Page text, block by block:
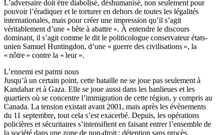
L’adversaire doit être diabolisé, déshumanisé, non seulement pour
pouvoir l’éradiquer et le torturer en dehors de toutes les légalités
internationales, mais pour créer une impression qu’il s’agit
véritablement d’une « bête à abattre ». À entendre le discours
dominant, il s’agit comme le dit le politicologue conservateur états-
unien Samuel Huntingdon, d’une « guerre des civilisations », la
« nôtre » contre la « leur ».
L’ennemi est parmi nous
Jusqu’à un certain point, cette bataille ne se joue pas seulement à
Kandahar et à Gaza. Elle se joue aussi dans les banlieues et les
quartiers où se concentre l’immigration de cette région, y compris au
Canada. La tension existait avant 2001, mais après les évènements
du 11 septembre, tout cela s’est exacerbé. Depuis, les opérations
policières et sécuritaires s’intensifient en faisant entrer l’ensemble de
la société dans une zone de non-droit : détention sans procès,